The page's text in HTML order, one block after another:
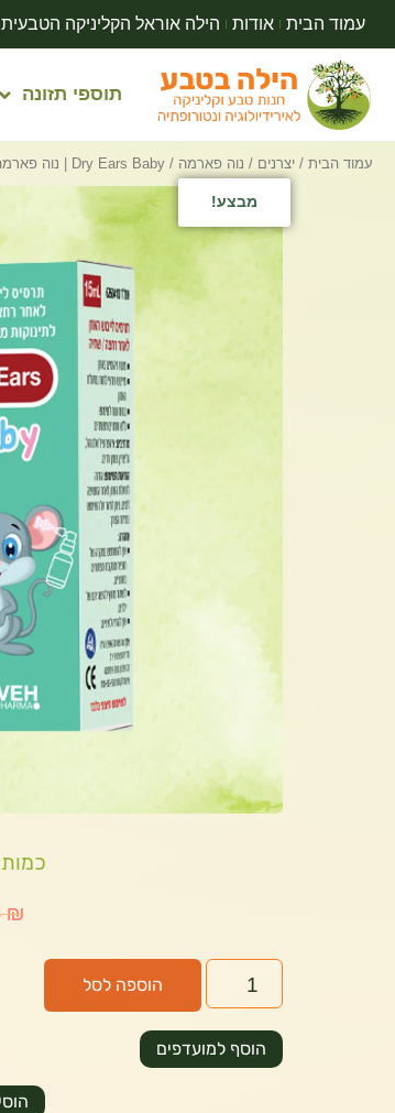
עמוד הבית אודות הילה אוראל הקליניקה
תוספי תזונה
עמוד הבית / יצרנים / נוה פארמה / Dry Ears Baby | נוה פארמה | 15 מ”ל
מבצע!
כמות:
₪
הוספה לסל
הוסף למועדפים